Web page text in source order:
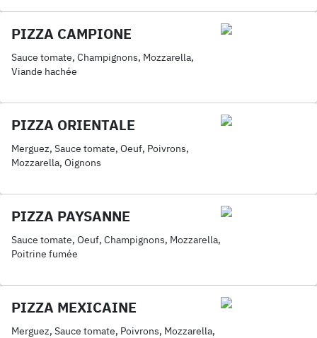
PIZZA CAMPIONE
Sauce tomate, Champignons, Mozzarella,
Viande hachée
PIZZA ORIENTALE
Merguez, Sauce tomate, Oeuf, Poivrons,
Mozzarella, Oignons
PIZZA PAYSANNE
Sauce tomate, Oeuf, Champignons, Mozzarella,
Poitrine fumée
PIZZA MEXICAINE
Merguez, Sauce tomate, Poivrons, Mozzarella,